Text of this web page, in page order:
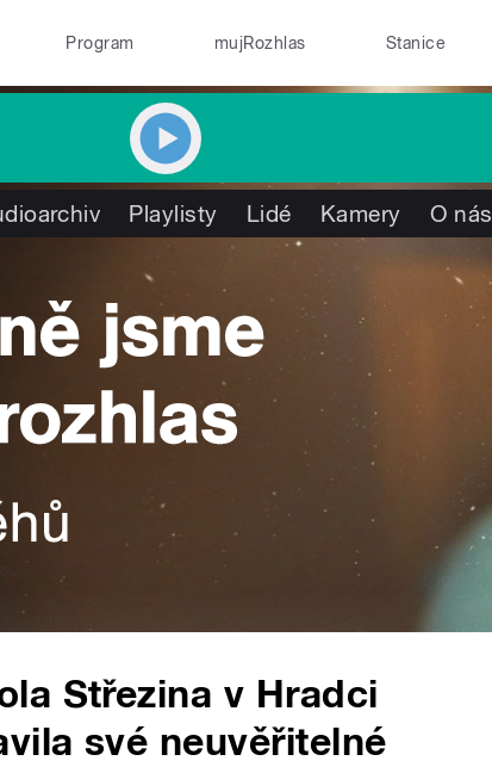
Program mujRozhlas Stanice
Playlisty Lidé Kamery O nás
Střezina v Hradci
své neuvěřitelné